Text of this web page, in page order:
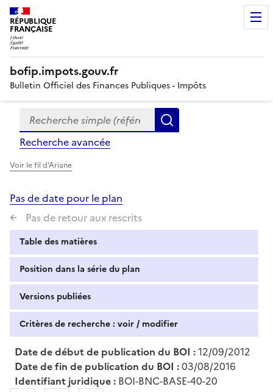
RÉPUBLIQUE
FRANÇAISE
bofip.impots.gouv.fr
Bulletin Officiel des Finances Publiques - Impôts
Formulaire
de
recherche
Recherche simple (références, mots clés, partie du
Recherche avancée
Voir le fil d'Ariane
Pas de date pour le plan
Pas de retour aux rescrits
Table des matières
Position dans la série du plan
Versions publiées
Critères de recherche : voir / modifier
Date de début de publication du BOI :12/09/2012
Date de fin de publication du BOI :03/08/2016
Identifiant juridique : BOI-BNC-BASE-40-20